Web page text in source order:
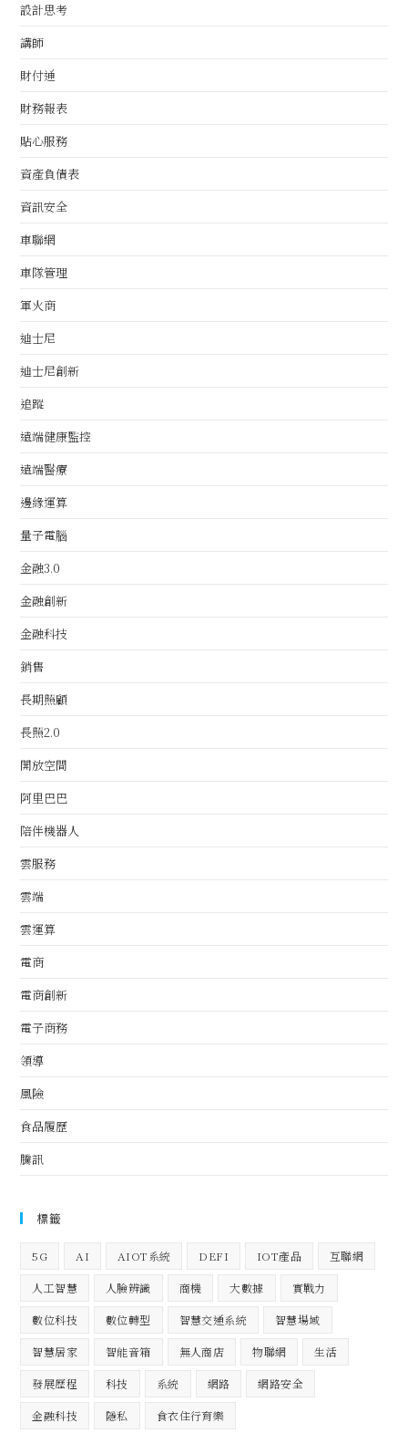
設計思考
講師
財付通
財務報表
貼心服務
資產負債表
資訊安全
車聯網
車隊管理
軍火商
迪士尼
迪士尼創新
追蹤
遠端健康監控
遠端醫療
邊緣運算
量子電腦
金融3.0
金融創新
金融科技
銷售
長期照顧
長照2.0
開放空間
阿里巴巴
陪伴機器人
雲服務
雲端
雲運算
電商
電商創新
電子商務
領導
風險
食品履歷
騰訊
標籤
5G AI AIOT系統 DEFI IOT產品 互聯網
人工智慧 人臉辨識 商機 大數據 實戰力
數位科技 數位轉型 智慧交通系統 智慧場域
智慧居家 智能音箱 無人商店 物聯網 生活
發展歷程 科技 系統 網路 網路安全
金融科技 隱私 食衣住行育樂